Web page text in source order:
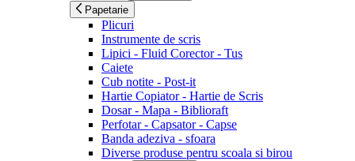
Papetarie
Plicuri
Instrumente de scris
Lipici - Fluid Corector - Tus
Caiete
Cub notite - Post-it
Hartie Copiator - Hartie de Scris
Dosar - Mapa - Biblioraft
Perfotar - Capsator - Capse
Banda adeziva - sfoara
Diverse produse pentru scoala si birou